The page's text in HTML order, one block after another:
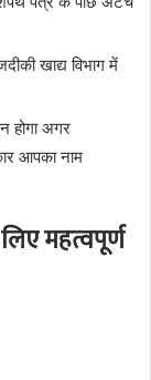
खाद्य विभाग में
होगा अगर
आपका नाम
महत्वपूर्ण